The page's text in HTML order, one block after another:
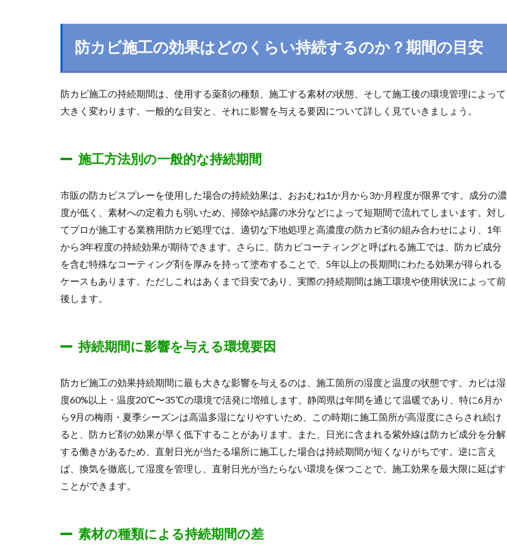
防カビ施工の効果はどのくらい持続するのか？期間の目安
防カビ施工の持続期間は、使用する薬剤の種類、施工する素材の状態、そして施工後の環境管理によって
大きく変わります。一般的な目安と、それに影響を与える要因について詳しく見ていきましょう。
施工方法別の一般的な持続期間
市販の防カビスプレーを使用した場合の持続効果は、おおむね1か月から3か月程度が限界です。成分の濃
度が低く、素材への定着力も弱いため、掃除や結露の水分などによって短期間で流れてしまいます。対し
てプロが施工する業務用防カビ処理では、適切な下地処理と高濃度の防カビ剤の組み合わせにより、1年
から3年程度の持続効果が期待できます。さらに、防カビコーティングと呼ばれる施工では、防カビ成分
を含む特殊なコーティング剤を厚みを持って塗布することで、5年以上の長期間にわたる効果が得られる
ケースもあります。ただしこれはあくまで目安であり、実際の持続期間は施工環境や使用状況によって前
後します。
持続期間に影響を与える環境要因
防カビ施工の効果持続期間に最も大きな影響を与えるのは、施工箇所の湿度と温度の状態です。カビは湿
度60%以上・温度20℃〜35℃の環境で活発に増殖します。静岡県は年間を通じて温暖であり、特に6月か
ら9月の梅雨・夏季シーズンは高温多湿になりやすいため、この時期に施工箇所が高湿度にさらされ続け
ると、防カビ剤の効果が早く低下することがあります。また、日光に含まれる紫外線は防カビ成分を分解
する働きがあるため、直射日光が当たる場所に施工した場合は持続期間が短くなりがちです。逆に言え
ば、換気を徹底して湿度を管理し、直射日光が当たらない環境を保つことで、施工効果を最大限に延ばす
ことができます。
素材の種類による持続期間の差